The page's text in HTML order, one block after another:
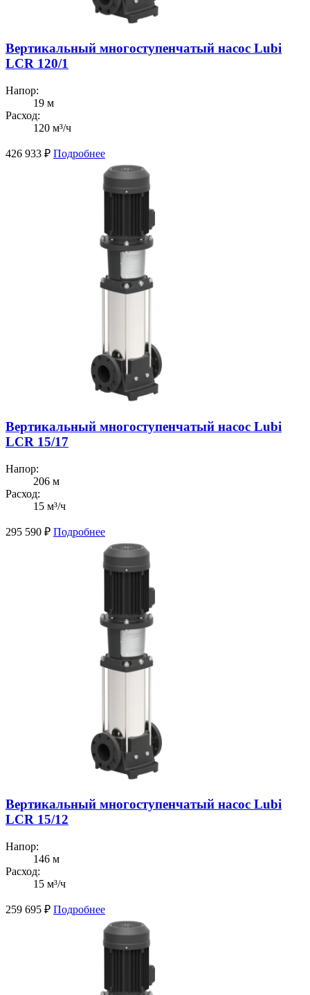
Вертикальный многоступенчатый насос Lubi
LCR 120/1
Напор:
19 м
Расход:
120 м³/ч
426 933 ₽ Подробнее
Вертикальный многоступенчатый насос Lubi
LCR 15/17
Напор:
206 м
Расход:
15 м³/ч
295 590 ₽ Подробнее
Вертикальный многоступенчатый насос Lubi
LCR 15/12
Напор:
146 м
Расход:
15 м³/ч
259 695 ₽ Подробнее